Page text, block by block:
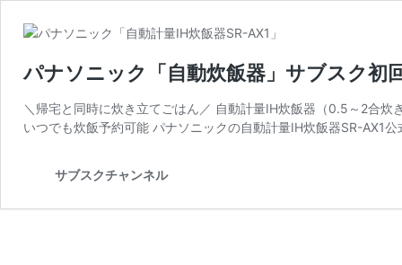
パナソニック「自動炊飯器」サブスク
＼帰宅と同時に炊き立てごはん／ 自動計量IH炊飯器（0.5～2合
いつでも炊飯予約可能 パナソニックの自動計量IH炊飯器SR-AX1
サブスクチャンネル